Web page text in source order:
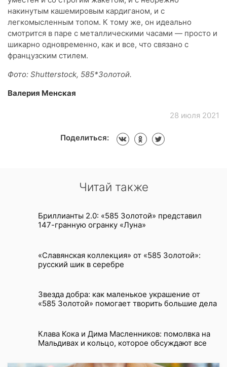
накинутым кашемировым кардиганом, и с
легкомысленным топом. К тому же, он идеально
смотрится в паре с металлическими часами — просто и
шикарно одновременно, как и все, что связано с
французским стилем.
Фото: Shutterstock, 585*Золотой.
Валерия Менская
28 июля 2021
Поделиться:
Читай также
Бриллианты 2.0: «585 Золотой» представил
147-гранную огранку «Луна»
«Славянская коллекция» от «585 Золотой»:
русский шик в серебре
Звезда добра: как маленькое украшение от
«585 Золотой» помогает творить большие дела
Клава Кока и Дима Масленников: помолвка на
Мальдивах и кольцо, которое обсуждают все